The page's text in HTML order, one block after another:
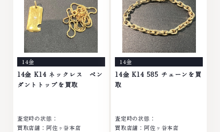
石・ダイヤモンド・ジュエリーや
ブランド品・時計等は特に自信を
持って、高額査定を実現しており
ます。 古くて使わなくなってし
まったアクセサリー、動かなくな
ってしまった腕時計、多くのお品
物の高価買取りを実現しており、
他店ではお値段の付かなかったお
品物でも、一点一点丁寧に無料で
中無休
石・ダイヤモンド・ジュエリーや
ブランド品・時計等は特に自信を
持って、高額査定を実現しており
ます。 古くて使わなくなってし
まったアクセサリー、動かなくな
ってしまった腕時計、多くのお品
物の高価買取りを実現しており、
他店ではお値段の付かなかったお
品物でも、一点一点丁寧に無料で
中無休
14金
14金 K14 ネックレス ペン
ダントトップを買取
査定時の状態：
買取店舗：阿佐ヶ谷本店
14金
14金 K14 585 チェーンを買
取
査定時の状態：
買取店舗：阿佐ヶ谷本店